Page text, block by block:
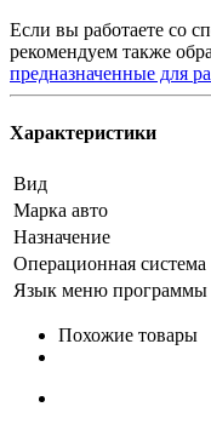
Если вы работаете со
рекомендуем также
предназначенные для
Характеристики
Вид
Марка авто
Назначение
Операционная система
Язык меню программы
Похожие товары